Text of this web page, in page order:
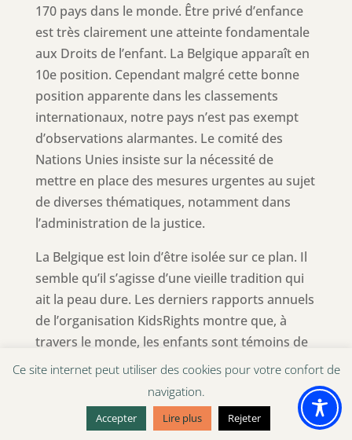
170 pays dans le monde. Être privé d’enfance
est très clairement une atteinte fondamentale
aux Droits de l’enfant. La Belgique apparaît en
10e position. Cependant malgré cette bonne
position apparente dans les classements
internationaux, notre pays n’est pas exempt
d’observations alarmantes. Le comité des
Nations Unies insiste sur la nécessité de
mettre en place des mesures urgentes au sujet
de diverses thématiques, notamment dans
l’administration de la justice.
La Belgique est loin d’être isolée sur ce plan. Il
semble qu’il s’agisse d’une vieille tradition qui
ait la peau dure. Les derniers rapports annuels
de l’organisation KidsRights montre que, à
travers le monde, les enfants sont témoins de
discriminations diverses. Leur intérêt
supérieur est négligé et ils sont rarement
inclus dans la prise de décisions sur les
questions qui les concernent.
Ce site internet peut utiliser des cookies pour votre confort de
navigation.
Accepter Lire plus Rejeter